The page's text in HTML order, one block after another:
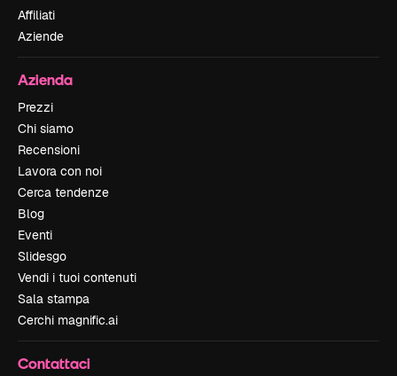
Affiliati
Aziende
Azienda
Prezzi
Chi siamo
Recensioni
Lavora con noi
Cerca tendenze
Blog
Eventi
Slidesgo
Vendi i tuoi contenuti
Sala stampa
Cerchi magnific.ai
Contattaci